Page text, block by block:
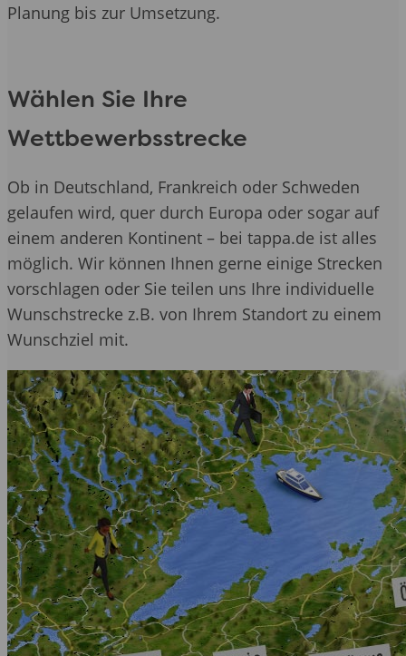
Planung bis zur Umsetzung.
Wählen Sie Ihre
Wettbewerbsstrecke
Ob in Deutschland, Frankreich oder Schweden
gelaufen wird, quer durch Europa oder sogar auf
einem anderen Kontinent – bei tappa.de ist alles
möglich. Wir können Ihnen gerne einige Strecken
vorschlagen oder Sie teilen uns Ihre individuelle
Wunschstrecke z.B. von Ihrem Standort zu einem
Wunschziel mit.